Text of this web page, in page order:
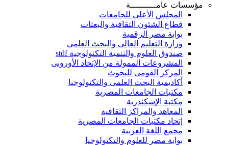
مؤسسات عامــــــــــة
المجلس الأعلى للجامعات
قطاع الشئون الثقافية والبعثات
بوابة مصر الرقمية
وزارة التعليم العالى والبحث العلمي
صندوق العلوم والتنمية التكنولوجية stdf
المشروعات الممولة من الإتحاد الأوروبى
المركز القومى للبحوث
أكاديمية البحث العلمى والتكنولوجيا
مكتبات الجامعات المصرية
مكتبة الإسكندرية
المعاهد والمراكز الثقافية
إتحاد مكتبات الجامعات المصرية
مجمع اللغة العربية
بوابة مصر للعلوم والتكتولوجيا